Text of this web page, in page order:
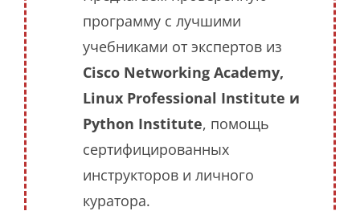
программу с лучшими
учебниками от экспертов из
Cisco Networking Academy,
Linux Professional Institute и
Python Institute, помощь
сертифицированных
инструкторов и личного
куратора.